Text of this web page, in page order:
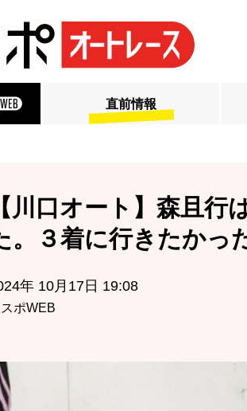
直前情報
【川口オート】森且行
。３着に行きたかっ
年 10月17日 19:08
ポWEB